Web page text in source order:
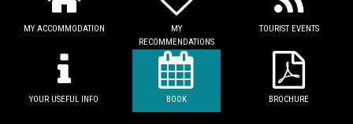
MY ACCOMMODATION
MY
RECOMMENDATIONS
TOURIST EVENTS
YOUR USEFUL INFO BOOK BROCHURE